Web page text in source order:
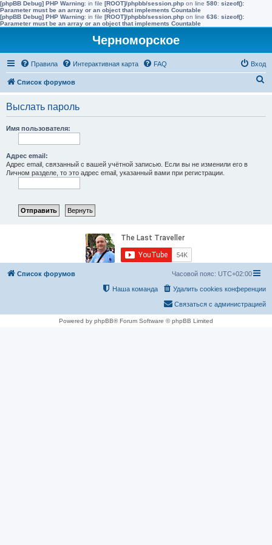
[phpBB Debug] PHP Warning: in file [ROOT]/phpbb/session.php on line 580: sizeof():
Parameter must be an array or an object that implements Countable
[phpBB Debug] PHP Warning: in file [ROOT]/phpbb/session.php on line 636: sizeof():
Parameter must be an array or an object that implements Countable
Черноморское
Правила Интерактивная карта FAQ Вход
Список форумов
Выслать пароль
Имя пользователя:
Адрес email:
Адрес email, связанный с вашей учётной записью. Если вы не изменили его в
Личном разделе, то это адрес email, указанный вами при регистрации.
Список форумов Часовой пояс: UTC+02:00
Удалить cookies конференции
Наша команда
Связаться с администрацией
Powered by phpBB® Forum Software © phpBB Limited